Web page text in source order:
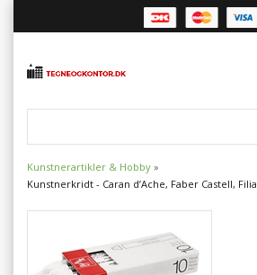
Kunstnerartikler & Hobby »
Kunstnerkridt - Caran d’Ache, Faber Castell, Filia